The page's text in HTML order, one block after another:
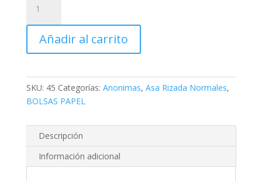
Retorcida
18+9x39
300
cantidad
Añadir al carrito
SKU: 45 Categorías: Anonimas, Asa Rizada Normales,
BOLSAS PAPEL
Descripción
Información adicional